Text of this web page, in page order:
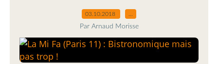
03.10.2018
Par Arnaud Morisse